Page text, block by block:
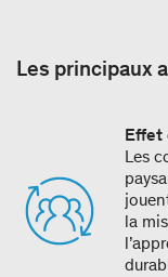
Les principaux
Effet
Les
la